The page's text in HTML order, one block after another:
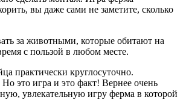
вы даже сами не заметите, сколько
за животными, которые обитают на
с пользой в любом месте.
практически круглосуточно.
это игра и это факт! Вернее очень
увлекательную игру ферма в которой